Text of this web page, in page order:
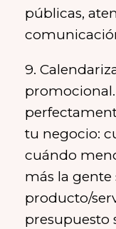
públicas,
9.
tu negocio:
cuándo
más la gente
producto/
presupuesto